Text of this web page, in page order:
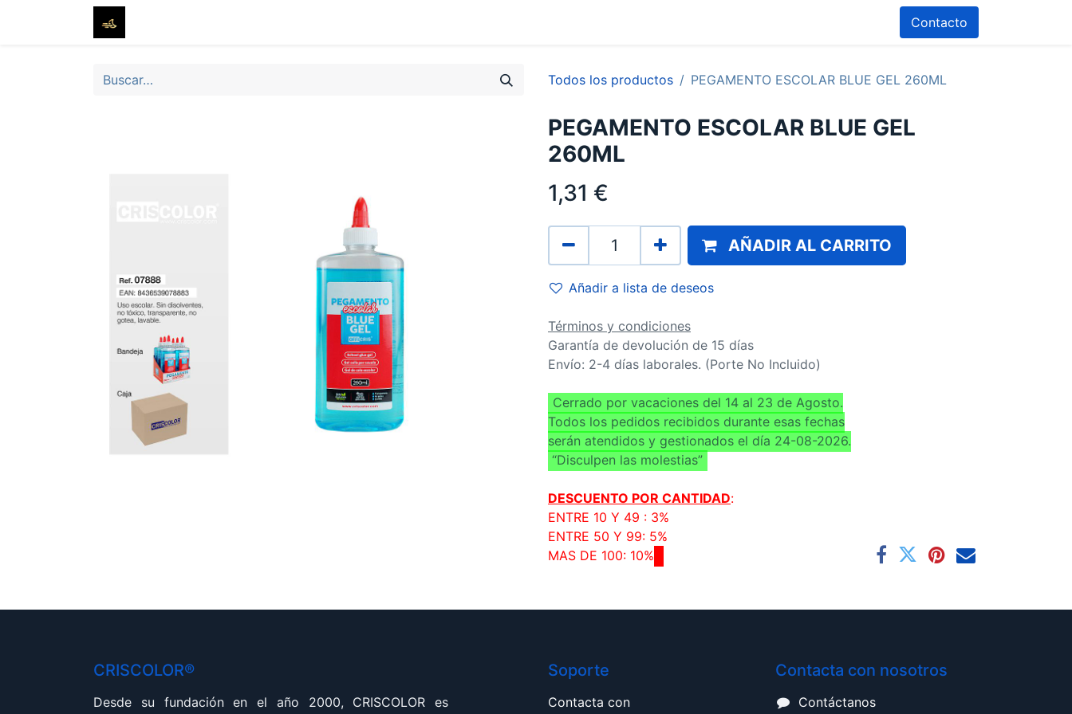
Contacto
Todos los productos PEGAMENTO ESCOLAR BLUE GEL 260ML
PEGAMENTO ESCOLAR BLUE GEL
260ML
1,31 €
AÑADIR AL CARRITO
Añadir a lista de deseos
Términos y condiciones
Garantía de devolución de 15 días
Envío: 2-4 días laborales. (Porte No Incluido)
Cerrado por vacaciones del 14 al 23 de Agosto.
Todos los pedidos recibidos durante esas fechas
serán atendidos y gestionados el día 24-08-2026.
“Disculpen las molestias”
DESCUENTO POR CANTIDAD:
ENTRE 10 Y 49 : 3%
ENTRE 50 Y 99: 5%
MAS DE 100: 10%
CRISCOLOR®
Desde su fundación en el año 2000, CRISCOLOR es
Soporte
Contacta con
Contacta con nosotros
Contáctanos